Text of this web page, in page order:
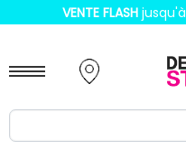
VENTE FLASH jusqu'à